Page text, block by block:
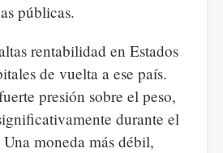
públicas.
rentabilidad en Estados
de vuelta a ese país.
presión sobre el peso,
durante el
moneda más débil,